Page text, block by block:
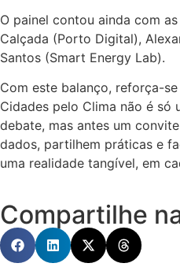
O painel contou ainda com
Calçada (Porto Digital),
Santos (Smart Energy Lab).
Com este balanço, reforça-
Cidades pelo Clima não é só
debate, mas antes um
dados, partilhem práticas e
uma realidade tangível, em
Compartilhe